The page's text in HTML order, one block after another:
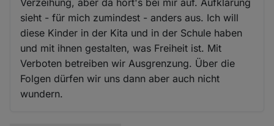
sieht - für mich zumindest - anders aus. Ich will
diese Kinder in der Kita und in der Schule haben
und mit ihnen gestalten, was Freiheit ist. Mit
Verboten betreiben wir Ausgrenzung. Über die
Folgen dürfen wir uns dann aber auch nicht
wundern.